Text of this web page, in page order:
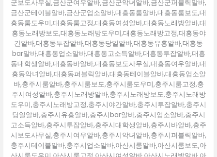
군보도사무실,금산군여우알바,금산군악녀알바,금산군퍼블릭알바,
금산군테이블알바,금산군업소알바,대흥동룸알바,대흥동룸보도,대
흥동룸도우미,대흥동룸고정,대흥동여성알바,대흥동노래방알바,대
흥동노래방보도,대흥동노래방도우미,대흥동노래방고정,대흥동야
간알바,대흥동투잡알바,대흥동당일알바,대흥동유흥알바,대흥동
bar알바,대흥동업소알바,대흥동고소득알바,대흥동투잡알바,대흥
동대학생알바,대흥동바알바,대흥동보도사무실,대흥동여우알바,대
흥동악녀알바,대흥동퍼블릭알바,대흥동테이블알바,대흥동업소알
바,충주시룸알바,충주시룸보도,충주시룸도우미,충주시룸고정,충
주시여성알바,충주시노래방알바,충주시노래방보도,충주시노래방
도우미,충주시노래방고정,충주시야간알바,충주시투잡알바,충주시
당일알바,충주시유흥알바,충주시bar알바,충주시업소알바,충주시
고소득알바,충주시투잡알바,충주시대학생알바,충주시바알바,충주
시보도사무실,충주시여우알바,충주시악녀알바,충주시퍼블릭알바,
충주시테이블알바,충주시업소알바,아산시룸알바,아산시룸보도,아